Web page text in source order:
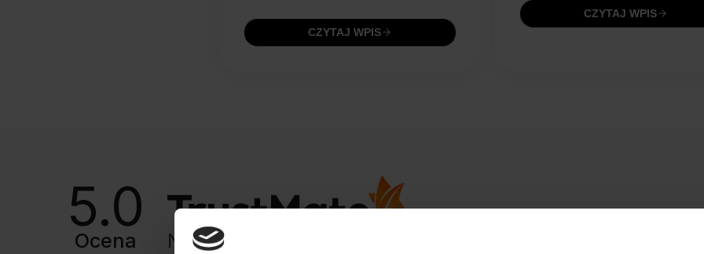
CZYTAJ WPIS
CZYTAJ WPIS
5.0
Ocena Na podstawie